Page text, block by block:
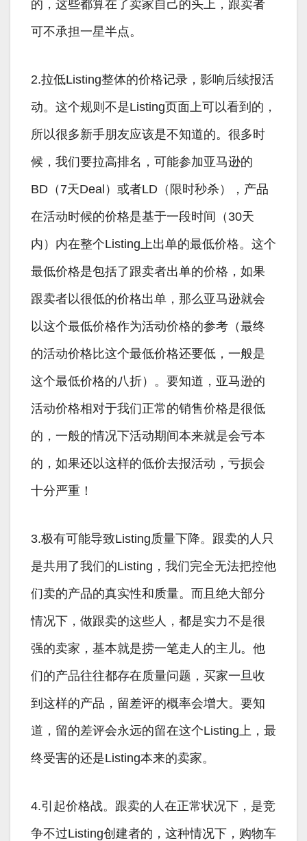
的，这些都算在了卖家自己的头上，跟卖者
可不承担一星半点。
2.拉低Listing整体的价格记录，影响后续报活
动。这个规则不是Listing页面上可以看到的，
所以很多新手朋友应该是不知道的。很多时
候，我们要拉高排名，可能参加亚马逊的
BD（7天Deal）或者LD（限时秒杀），产品
在活动时候的价格是基于一段时间（30天
内）内在整个Listing上出单的最低价格。这个
最低价格是包括了跟卖者出单的价格，如果
跟卖者以很低的价格出单，那么亚马逊就会
以这个最低价格作为活动价格的参考（最终
的活动价格比这个最低价格还要低，一般是
这个最低价格的八折）。要知道，亚马逊的
活动价格相对于我们正常的销售价格是很低
的，一般的情况下活动期间本来就是会亏本
的，如果还以这样的低价去报活动，亏损会
十分严重！
3.极有可能导致Listing质量下降。跟卖的人只
是共用了我们的Listing，我们完全无法把控他
们卖的产品的真实性和质量。而且绝大部分
情况下，做跟卖的这些人，都是实力不是很
强的卖家，基本就是捞一笔走人的主儿。他
们的产品往往都存在质量问题，买家一旦收
到这样的产品，留差评的概率会增大。要知
道，留的差评会永远的留在这个Listing上，最
终受害的还是Listing本来的卖家。
4.引起价格战。跟卖的人在正常状况下，是竞
争不过Listing创建者的，这种情况下，购物车